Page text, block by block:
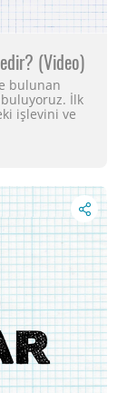
(Video)
bulunan
buluyoruz. İlk
işlevini ve